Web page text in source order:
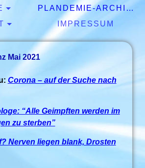
PLANDEMIE-ARCHIV
IMPRESSUM
Mai 2021
Corona – auf der Suche nach
“Alle Geimpften werden im
zu sterben”
Nerven liegen blank, Drosten